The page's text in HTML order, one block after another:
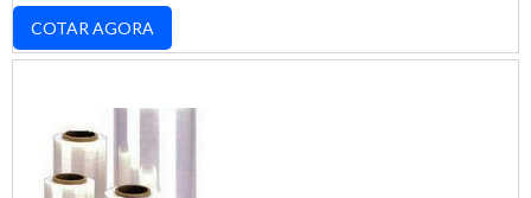
atendimento de excelência e terá a garantia de
adquirir produtos que solucionem qualquer
demanda.Quando a procura é por embalagem para
cliente encontrará assertividade e comprometimento
com o resultado final.INFORMAÇÕES SOBRE
EMBALAGEM PARA CAPA DE CELULARA Brasil Plast
canaliza seus esforços em proporcionar para os
COTAR AGORA